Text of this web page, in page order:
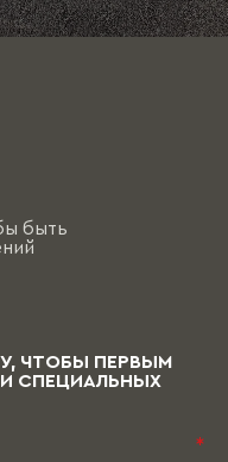
а также
вариант,
т.д. При этом
и на
и какое-
придется пожить
быть
ЧТОБЫ ПЕРВЫМ
СПЕЦИАЛЬНЫХ
*